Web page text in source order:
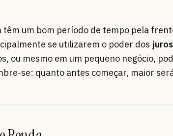
têm um bom período de tempo pela
se utilizarem o poder dos
ou mesmo em um pequeno negócio,
se: quanto antes começar, maior